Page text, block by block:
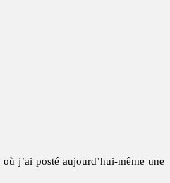
où j’ai posté aujourd’hui-même une